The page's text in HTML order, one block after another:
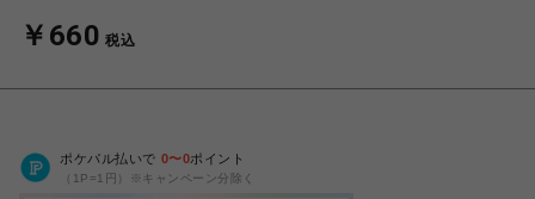
￥660 税込
ポケパル払いで 0〜0ポイント
（1P=1円）※キャンペーン分除く